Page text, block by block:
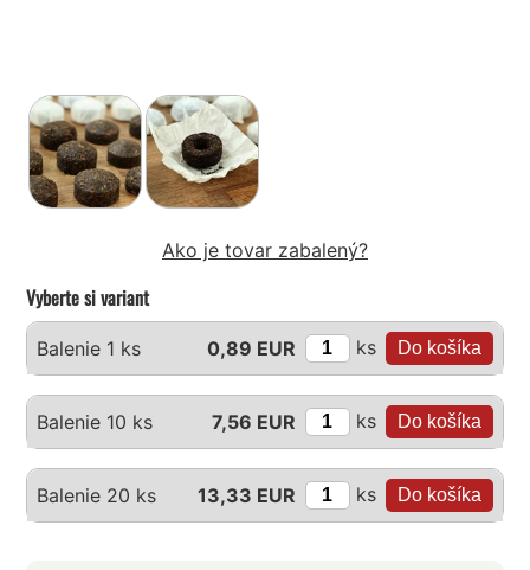
Ako je tovar zabalený?
Vyberte si variant
Balenie 1 ks 0,89 EUR ks
Balenie 10 ks 7,56 EUR ks
Balenie 20 ks 13,33 EUR ks